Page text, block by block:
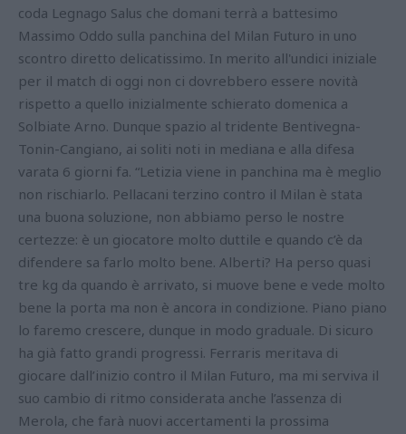
coda Legnago Salus che domani terrà a battesimo
Massimo Oddo sulla panchina del Milan Futuro in uno
scontro diretto delicatissimo. In merito all'undici iniziale
per il match di oggi non ci dovrebbero essere novità
rispetto a quello inizialmente schierato domenica a
Solbiate Arno. Dunque spazio al tridente Bentivegna-
Tonin-Cangiano, ai soliti noti in mediana e alla difesa
varata 6 giorni fa. “Letizia viene in panchina ma è meglio
non rischiarlo. Pellacani terzino contro il Milan è stata
una buona soluzione, non abbiamo perso le nostre
certezze: è un giocatore molto duttile e quando c’è da
difendere sa farlo molto bene. Alberti? Ha perso quasi
tre kg da quando è arrivato, si muove bene e vede molto
bene la porta ma non è ancora in condizione. Piano piano
lo faremo crescere, dunque in modo graduale. Di sicuro
ha già fatto grandi progressi. Ferraris meritava di
giocare dall’inizio contro il Milan Futuro, ma mi serviva il
suo cambio di ritmo considerata anche l’assenza di
Merola, che farà nuovi accertamenti la prossima